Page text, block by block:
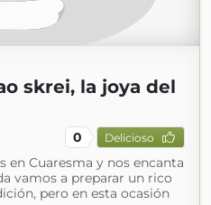
skrei, la joya del
0 Delicioso
en Cuaresma y nos encanta
vamos a preparar un rico
pero en esta ocasión